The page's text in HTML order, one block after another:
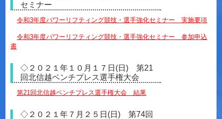
セミナー
令和3年度パワーリフティング競技・選手強化セミナー 実施要項
令和3年度パワーリフティング競技・選手強化セミナー 参加申込
書
◇２０２１年１０月１７日(日) 第21
回北信越ベンチプレス選手権大会
第21回北信越ベンチプレス選手権大会 結果
◇２０２１年７月２５日(日) 第74回